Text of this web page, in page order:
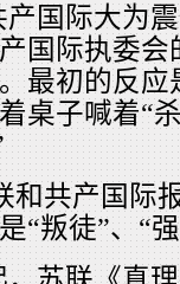
国际大为
国际执委
最初的反
桌子喊着“
和共产国际
“叛徒”、“